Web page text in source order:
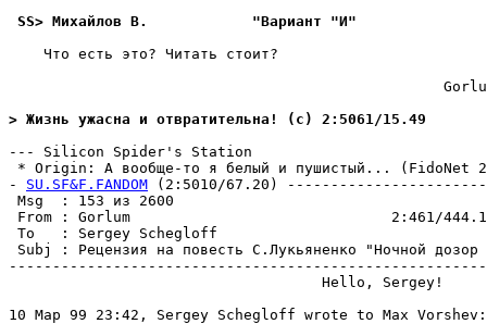
SS> Михайлов В.            "Вариант "И"
    Что есть это? Читать стоит?
> Жизнь ужасна и отвратительна! (c) 2:5061/15.49
--- Silicon Spider's Station
* Origin: А вообще-то я белый и пушистый... (FidoNet
- SU.SF&F.FANDOM (2:5010/67.20)
Msg  : 153
From : Gorlum                              2:461/444.13
To   : Sergey Schegloff
Subj : Рецензия на повесть С.Лукьяненко
                                    Hello, Sergey!
10 Мар 99 23:42, Sergey Schegloff wrote to Max Vorshev: